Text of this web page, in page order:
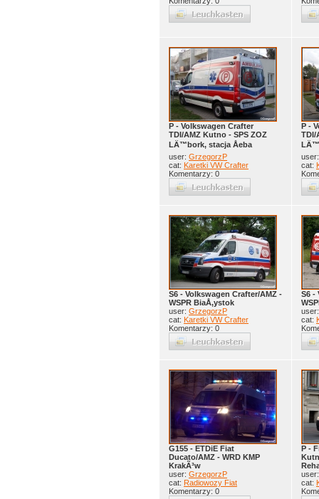
P - Volkswagen Crafter
TDI/AMZ Kutno - SPS ZOZ
LÄ™bork, stacja Åeba
user: GrzegorzP
cat: Karetki VW Crafter
Komentarzy: 0
P -
TDI/
cat:
S6 - Volkswagen Crafter/AMZ -
WSPR BiaÅ‚ystok
user: GrzegorzP
cat: Karetki VW Crafter
Komentarzy: 0
S6 -
cat:
G155 - ETDiE Fiat
Ducato/AMZ - WRD KMP
KrakÃ³w
user: GrzegorzP
cat: Radiowozy Fiat
Komentarzy: 0
P -
cat: